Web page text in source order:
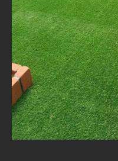
地元アーティ
コミュニティ
地域の伝統行
四季を楽しむ石川
デア
春の花々を楽
夏の涼を感じ
秋の紅葉を引